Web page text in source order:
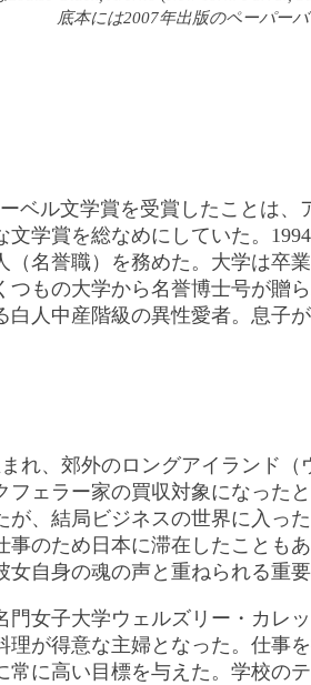
底本には2007年出版のペーパーバ
ベル文学賞を受賞したことは
学賞を総なめにしていた。
（名誉職）を務めた。大学は
もの大学から名誉博士号が贈
人中産階級の異性愛者。息子が
れ、郊外のロングアイランド
ェラー家の買収対象になった
、結局ビジネスの世界に入
のため日本に滞在したことも
自身の魂の声と重ねられる重要
女子大学ウェルズリー・カ
が得意な主婦となった。仕
に高い目標を与えた。学校の